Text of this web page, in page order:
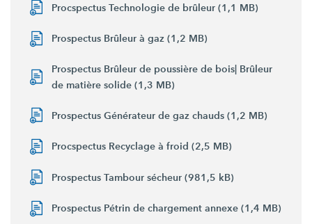
Procspectus Technologie de brûleur (1,1 MB)
Prospectus Brûleur à gaz (1,2 MB)
Prospectus Brûleur de poussière de bois| Brûleur
de matière solide (1,3 MB)
Prospectus Générateur de gaz chauds (1,2 MB)
Procspectus Recyclage à froid (2,5 MB)
Prospectus Tambour sécheur (981,5 kB)
Prospectus Pétrin de chargement annexe (1,4 MB)